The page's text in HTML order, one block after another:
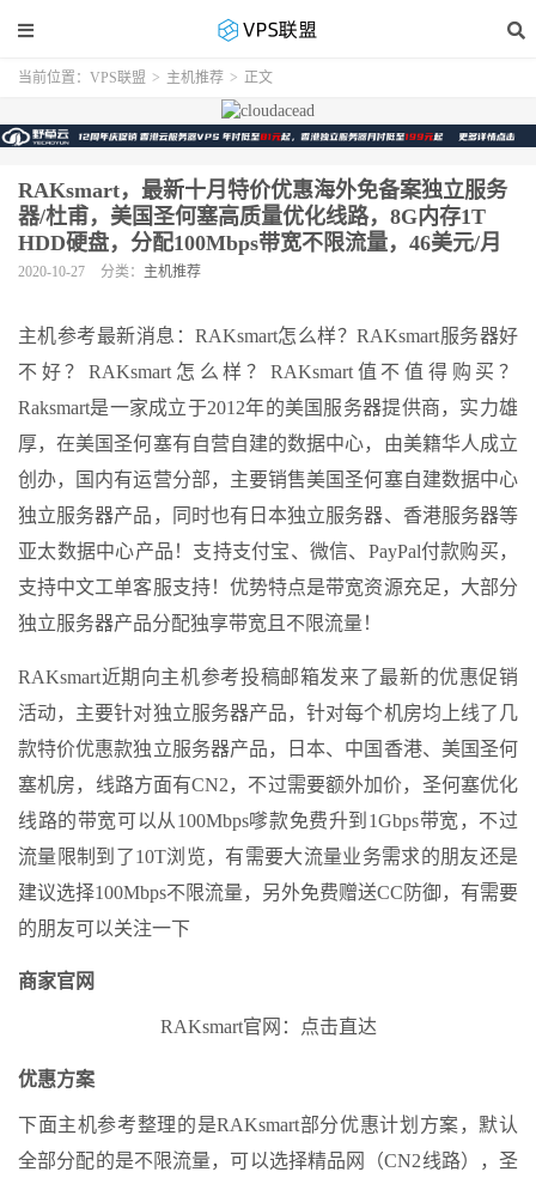
当前位置： VPS联盟 > 主机推荐 > 正文
RAKsmart，最新十月特价优惠海外免备案独立服务
器/杜甫，美国圣何塞高质量优化线路，8G内存1T
HDD硬盘，分配100Mbps带宽不限流量，46美元/月
2020-10-27 分类： 主机推荐
主机参考最新消息：RAKsmart怎么样？RAKsmart服务器好
不好？RAKsmart怎么样？RAKsmart值不值得购买？
Raksmart是一家成立于2012年的美国服务器提供商，实力雄
厚，在美国圣何塞有自营自建的数据中心，由美籍华人成立
创办，国内有运营分部，主要销售美国圣何塞自建数据中心
独立服务器产品，同时也有日本独立服务器、香港服务器等
亚太数据中心产品！支持支付宝、微信、PayPal付款购买，
支持中文工单客服支持！优势特点是带宽资源充足，大部分
独立服务器产品分配独享带宽且不限流量！
RAKsmart近期向主机参考投稿邮箱发来了最新的优惠促销
活动，主要针对独立服务器产品，针对每个机房均上线了几
款特价优惠款独立服务器产品，日本、中国香港、美国圣何
塞机房，线路方面有CN2，不过需要额外加价，圣何塞优化
线路的带宽可以从100Mbps嗲款免费升到1Gbps带宽，不过
流量限制到了10T浏览，有需要大流量业务需求的朋友还是
建议选择100Mbps不限流量，另外免费赠送CC防御，有需要
的朋友可以关注一下
商家官网
RAKsmart官网：点击直达
优惠方案
下面主机参考整理的是RAKsmart部分优惠计划方案，默认
全部分配的是不限流量，可以选择精品网（CN2线路），圣